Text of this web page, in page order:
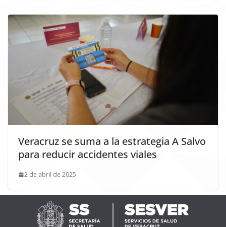
Veracruz se suma a la estrategia A Salvo
para reducir accidentes viales
2 de abril de 2025